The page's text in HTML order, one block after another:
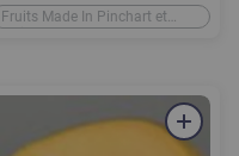
Fruits Made In Pinchart et
d'ailleurs